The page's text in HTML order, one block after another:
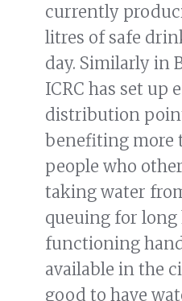
currently
litres of safe
day. Similarly in
ICRC has set up
distribution
benefiting more
people who
taking water
queuing for
functioning
available in the
good to have